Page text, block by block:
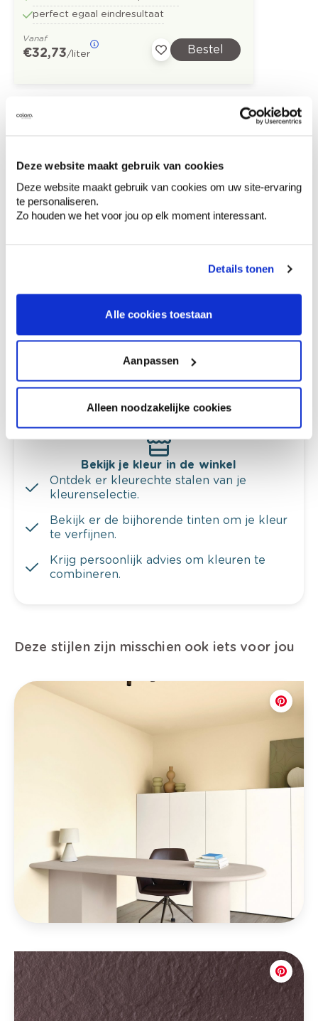
Deze website maakt gebruik van cookies
Deze website maakt gebruik van cookies om uw site-ervaring
te personaliseren.
Zo houden we het voor jou op elk moment interessant.
Details tonen
Alle cookies toestaan
Aanpassen
Alleen noodzakelijke cookies
perfect egaal eindresultaat
Vanaf
€ 32,73/liter Bestel
Stone Art - steenimitatie
Kleuradvies aan huis
en je meubels.
Krijg ineens een technologische check-up
van je muren.
Bekijk je kleur in de winkel
Ontdek er kleurechte stalen van je
kleurenselectie.
Bekijk er de bijhorende tinten om je kleur
te verfijnen.
Krijg persoonlijk advies om kleuren te
combineren.
Deze stijlen zijn misschien ook iets voor jou